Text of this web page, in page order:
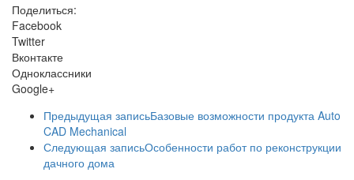
Поделиться:
Facebook
Twitter
Вконтакте
Одноклассники
Google+
Предыдущая записьБазовые возможности продукта Auto
CAD Mechanical
Следующая записьОсобенности работ по реконструкции
дачного дома